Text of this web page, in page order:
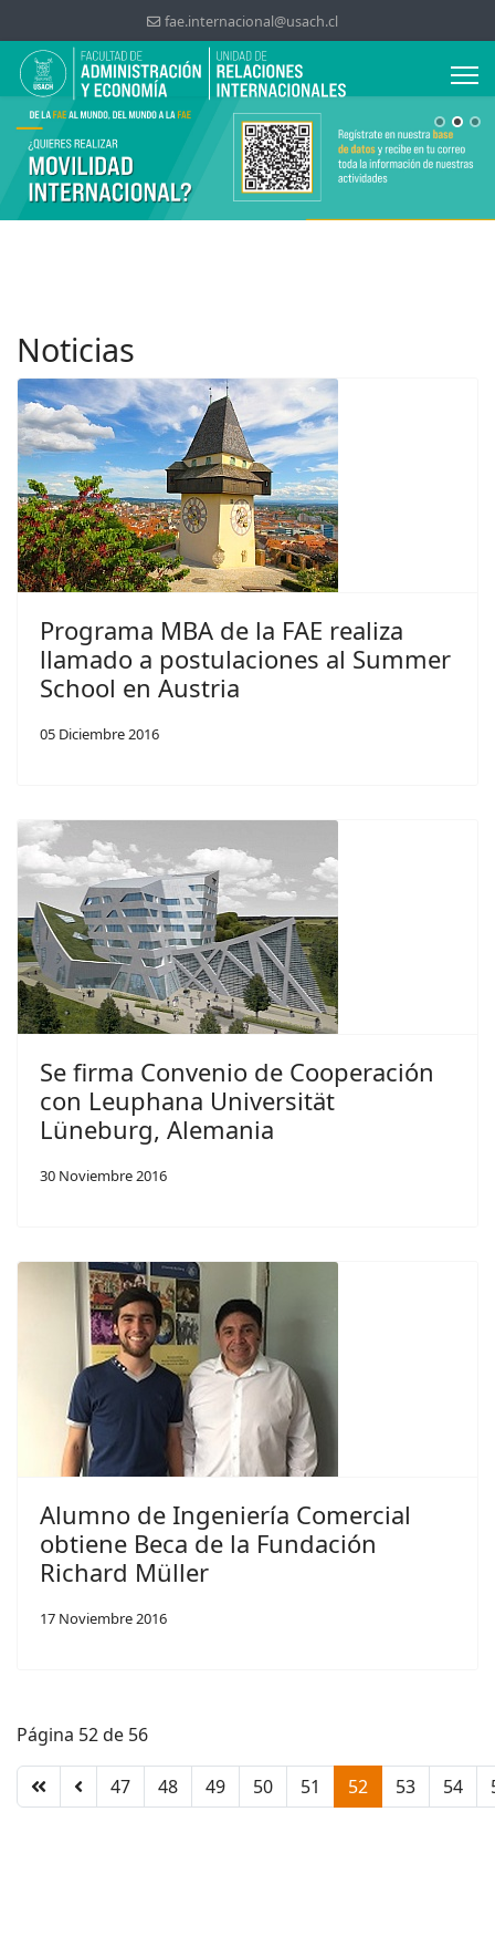
fae.internacional@usach.cl
Noticias
Programa MBA de la FAE realiza
llamado a postulaciones al Summer
School en Austria
05 Diciembre 2016
Se firma Convenio de Cooperación
con Leuphana Universität
Lüneburg, Alemania
30 Noviembre 2016
Alumno de Ingeniería Comercial
obtiene Beca de la Fundación
Richard Müller
17 Noviembre 2016
Página 52 de 56
47 48 49 50 51 52 53 54